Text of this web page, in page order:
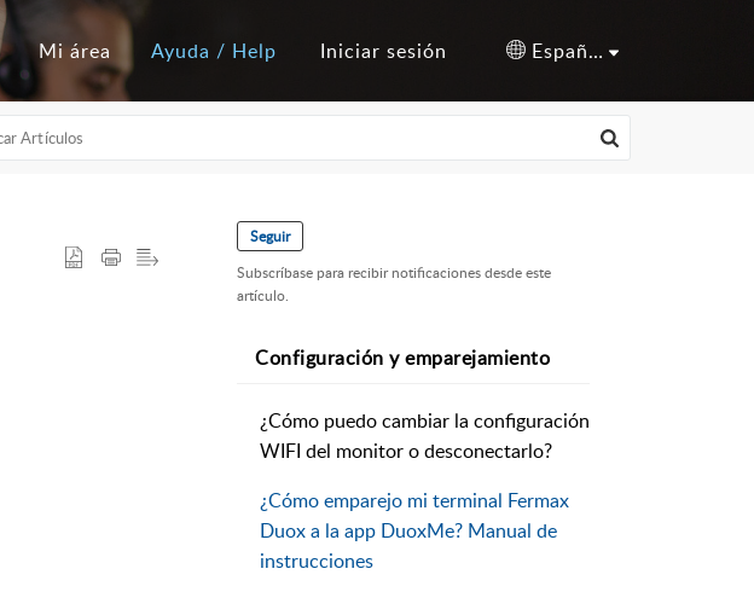
Mi área Ayuda / Help Iniciar sesión Español (España)
Seguir
Subscríbase para recibir notificaciones desde este
artículo.
Configuración y emparejamiento
¿Cómo puedo cambiar la configuración
WIFI del monitor o desconectarlo?
¿Cómo emparejo mi terminal Fermax
Duox a la app DuoxMe? Manual de
instrucciones